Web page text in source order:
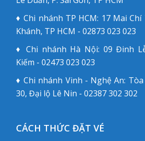
♦ Chi nhánh TP HCM: 17 Mai
Khánh, TP HCM - 02873 023 023
♦ Chi nhánh Hà Nội: 09 Đinh
Kiếm - 02473 023 023
♦ Chi nhánh Vinh - Nghệ An:
30, Đại lộ Lê Nin - 02387 302 302
CÁCH THỨC ĐẶT VÉ